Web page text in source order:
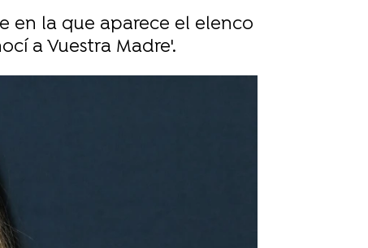
en la que aparece el elenco
a Vuestra Madre'.